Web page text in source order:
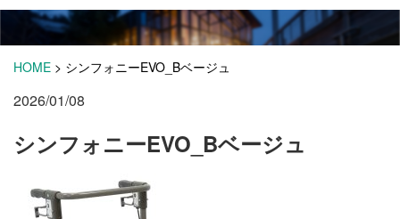
学 ぶ(健康福祉)
泊まる
施設・料金
HOME > シンフォニーEVO_Bベージュ
2026/01/08
シンフォニーEVO_Bベージュ